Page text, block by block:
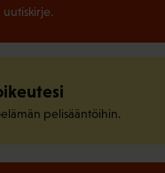
uutiskirje.
pelisääntöihin.